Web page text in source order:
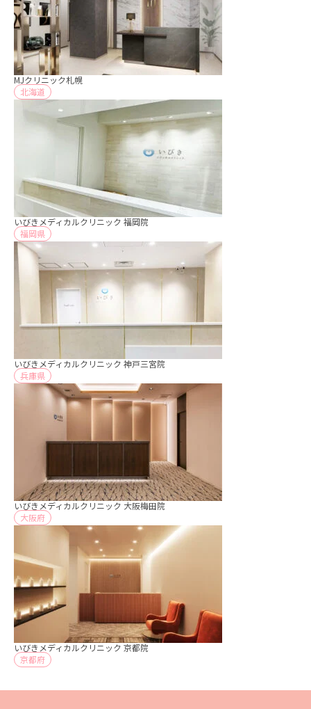
MJクリニック札幌
北海道
いびきメディカルクリニック 福岡院
福岡県
いびきメディカルクリニック 神戸三宮院
兵庫県
いびきメディカルクリニック 大阪梅田院
大阪府
いびきメディカルクリニック 京都院
京都府